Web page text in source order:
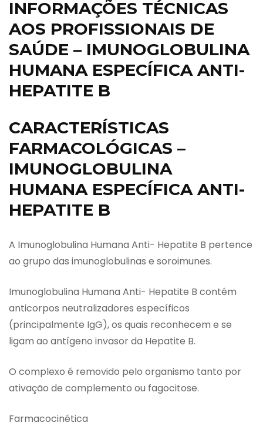
INFORMAÇÕES TÉCNICAS
AOS PROFISSIONAIS DE
SAÚDE – IMUNOGLOBULINA
HUMANA ESPECÍFICA ANTI-
HEPATITE B
CARACTERÍSTICAS
FARMACOLÓGICAS –
IMUNOGLOBULINA
HUMANA ESPECÍFICA ANTI-
HEPATITE B
A Imunoglobulina Humana Anti- Hepatite B pertence
ao grupo das imunoglobulinas e soroimunes.
Imunoglobulina Humana Anti- Hepatite B contém
anticorpos neutralizadores específicos
(principalmente IgG), os quais reconhecem e se
ligam ao antígeno invasor da Hepatite B.
O complexo é removido pelo organismo tanto por
ativação de complemento ou fagocitose.
Farmacocinética